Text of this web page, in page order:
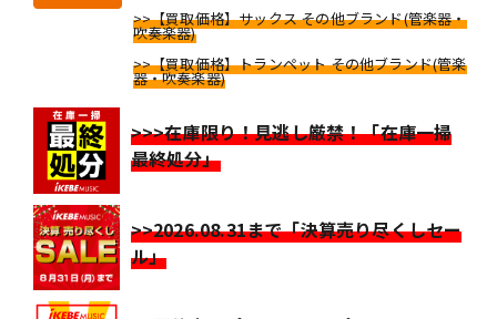
>>【買取価格】サックス その他ブランド(管楽器・
吹奏楽器)
>>【買取価格】トランペット その他ブランド(管楽
器・吹奏楽器)
>>>在庫限り！見逃し厳禁！「在庫一掃
最終処分」
>>2026.08.31まで「決算売り尽くしセー
ル」